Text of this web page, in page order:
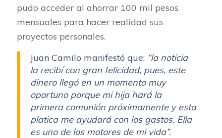
pudo acceder al ahorrar 100 mil pesos
mensuales para hacer realidad sus
proyectos personales.
Juan Camilo manifestó que: “la noticia
la recibí con gran felicidad, pues, este
dinero llegó en un momento muy
oportuno porque mi hija hará la
primera comunión próximamente y esta
platica me ayudará con los gastos. Ella
es uno de los motores de mi vida”.